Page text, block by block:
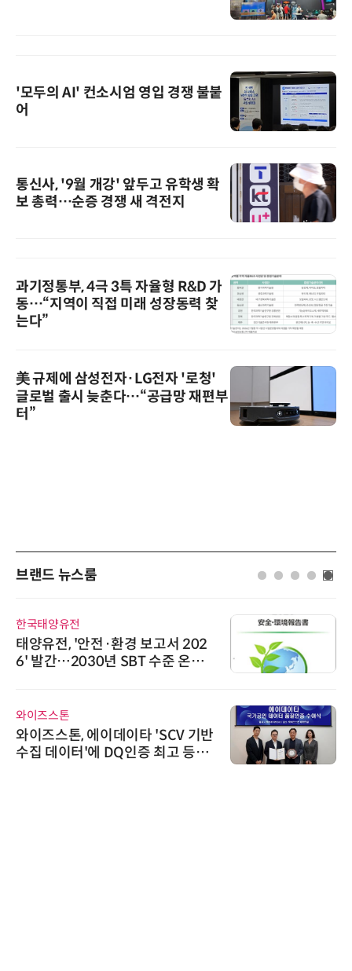
'모두의 AI' 컨소시엄 영입 경쟁 불붙
어
통신사, '9월 개강' 앞두고 유학생 확
보 총력…순증 경쟁 새 격전지
과기정통부, 4극 3특 자율형 R&D 가
동…“지역이 직접 미래 성장동력 찾
는다”
美 규제에 삼성전자·LG전자 '로청'
글로벌 출시 늦춘다…“공급망 재편부
터”
브랜드 뉴스룸
한국태양유전
태양유전, '안전·환경 보고서 202
6' 발간…2030년 SBT 수준 온실
와이즈스톤
와이즈스톤, 에이데이타 'SCV 기반
수집 데이터'에 DQ인증 최고 등급